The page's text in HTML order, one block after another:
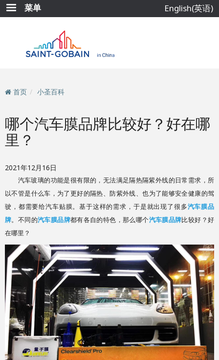
跳
转
菜单 English(英语)
首页 小圣百科
哪个汽车膜品牌比较好？好在哪
里？
2021年12月16日
汽车玻璃的功能是很有限的，无法满足隔热隔紫外线的日常需求，所
以不管是什么车，为了更好的隔热、防紫外线、也为了能够安全健康的驾
驶，都需要给汽车贴膜。基于这样的需求，于是就出现了很多汽车膜品
牌。不同的汽车膜品牌都有各自的特色，那么哪个汽车膜品牌比较好？好
在哪里？